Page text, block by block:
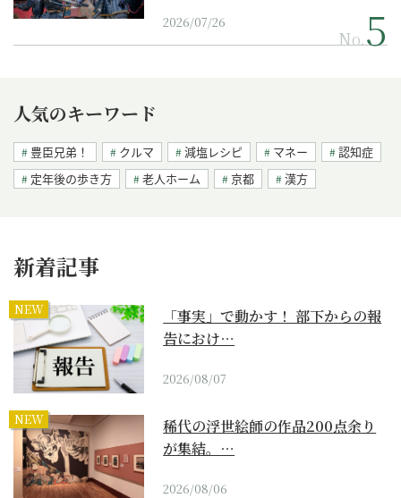
2026/07/26
No.
人気のキーワード
豊臣兄弟！ クルマ 減塩レシピ マネー
認知症
定年後の歩き方
老人ホーム 京都 漢方
新着記事
NEW
「事実」で動かす！ 部下からの報
告におけ…
2026/08/07
NEW
稀代の浮世絵師の作品200点余り
が集結。…
2026/08/06